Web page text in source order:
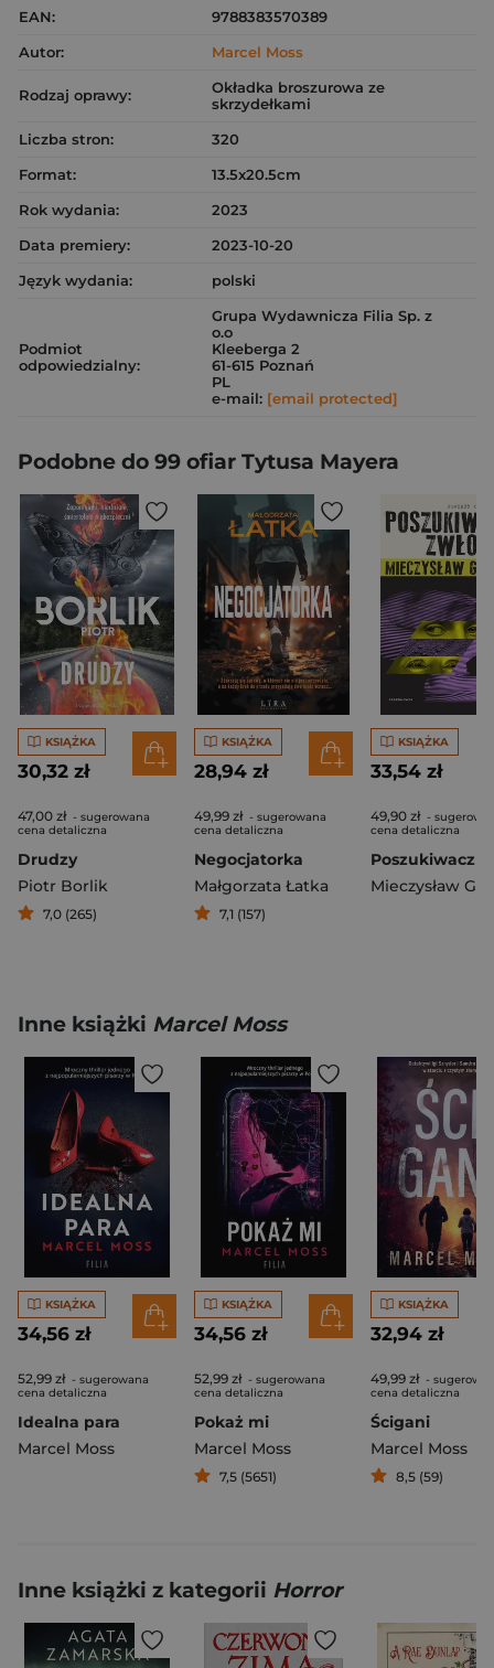
EAN:
9788383570389
Autor:
Marcel Moss
Rodzaj oprawy:
Okładka broszurowa ze
skrzydełkami
Liczba stron:
320
Format:
13.5x20.5cm
Rok wydania:
2023
Data premiery:
2023-10-20
Język wydania:
polski
Podmiot
odpowiedzialny:
Grupa Wydawnicza Filia Sp. z
o.o
Kleeberga 2
61-615 Poznań
PL
e-mail: [email protected]
Podobne do 99 ofiar Tytusa Mayera
KSIĄŻKA
30,32 zł
47,00 zł - sugerowana
cena detaliczna
Drudzy
Piotr Borlik
7,0 (265)
KSIĄŻKA
28,94 zł
49,99 zł - sugerowana
cena detaliczna
Negocjatorka
Małgorzata Łatka
7,1 (157)
KSIĄŻKA
33,54 zł
49,90 zł -
cena detaliczna
Poszukiwacz
Mieczysław
Inne książki Marcel Moss
KSIĄŻKA
34,56 zł
52,99 zł - sugerowana
cena detaliczna
Idealna para
Marcel Moss
KSIĄŻKA
34,56 zł
52,99 zł - sugerowana
cena detaliczna
Pokaż mi
Marcel Moss
7,5 (5651)
KSIĄŻKA
32,94 zł
49,99 zł -
cena detaliczna
Ścigani
Marcel Moss
8,5 (59)
Inne książki z kategorii Horror